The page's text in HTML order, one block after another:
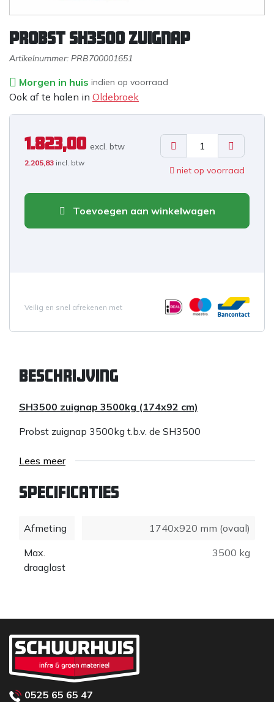
PROBST SH3500 zuignap
Artikelnummer: PRB700001651
Morgen in huis indien op voorraad
Ook af te halen in Oldebroek
1.823,00 excl. btw
2.205,83 incl. btw
niet op voorraad
Toevoegen aan winkelwagen
Veilig en snel afrekenen met
Beschrijving
SH3500 zuignap 3500kg (174x92 cm)
Probst zuignap 3500kg t.b.v. de SH3500
Lees meer
Specificaties
Afmeting
1740x920 mm (ovaal)
Max.
draaglast
3500 kg
0525 65 65 47